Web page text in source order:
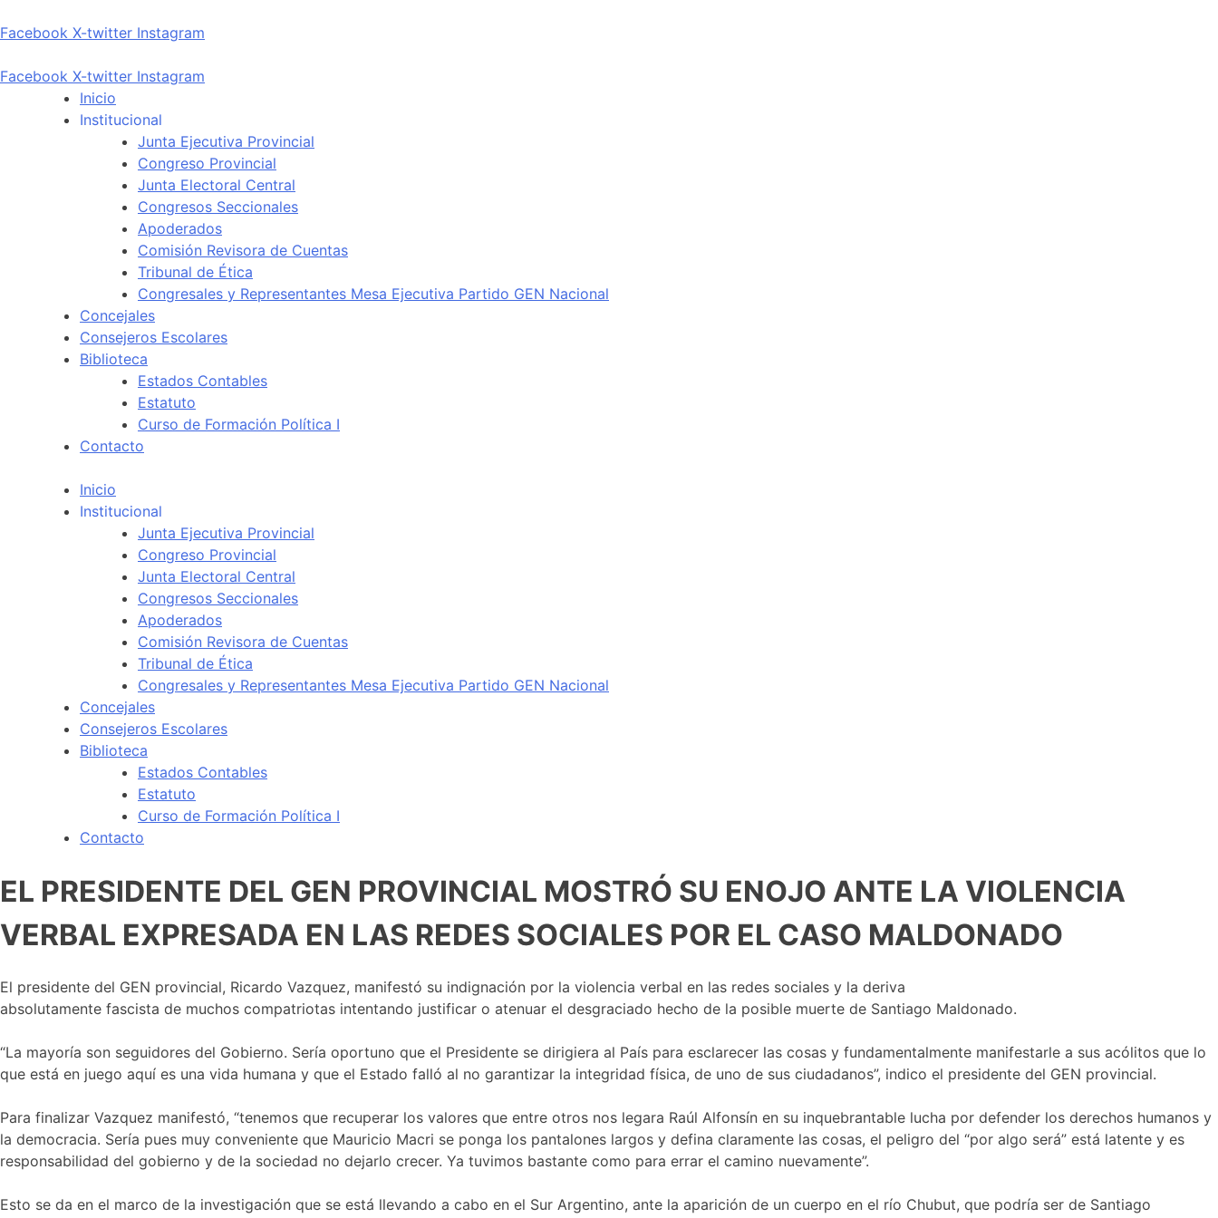
Facebook X-twitter Instagram
Facebook X-twitter Instagram
Inicio
Institucional
Junta Ejecutiva Provincial
Congreso Provincial
Junta Electoral Central
Congresos Seccionales
Apoderados
Comisión Revisora de Cuentas
Tribunal de Ética
Congresales y Representantes Mesa Ejecutiva Partido GEN Nacional
Concejales
Consejeros Escolares
Biblioteca
Estados Contables
Estatuto
Curso de Formación Política I
Contacto
Inicio
Institucional
Junta Ejecutiva Provincial
Congreso Provincial
Junta Electoral Central
Congresos Seccionales
Apoderados
Comisión Revisora de Cuentas
Tribunal de Ética
Congresales y Representantes Mesa Ejecutiva Partido GEN Nacional
Concejales
Consejeros Escolares
Biblioteca
Estados Contables
Estatuto
Curso de Formación Política I
Contacto
EL PRESIDENTE DEL GEN PROVINCIAL MOSTRÓ SU ENOJO ANTE LA VIOLENCIA
VERBAL EXPRESADA EN LAS REDES SOCIALES POR EL CASO MALDONADO
El presidente del GEN provincial, Ricardo Vazquez, manifestó su indignación por la violencia verbal en las redes sociales y la deriva
absolutamente fascista de muchos compatriotas intentando justificar o atenuar el desgraciado hecho de la posible muerte de Santiago Maldonado.
“La mayoría son seguidores del Gobierno. Sería oportuno que el Presidente se dirigiera al País para esclarecer las cosas y fundamentalmente manifestarle a sus acólitos que lo
que está en juego aquí es una vida humana y que el Estado falló al no garantizar la integridad física, de uno de sus ciudadanos”, indico el presidente del GEN provincial.
Para finalizar Vazquez manifestó, “tenemos que recuperar los valores que entre otros nos legara Raúl Alfonsín en su inquebrantable lucha por defender los derechos humanos y
la democracia. Sería pues muy conveniente que Mauricio Macri se ponga los pantalones largos y defina claramente las cosas, el peligro del “por algo será” está latente y es
responsabilidad del gobierno y de la sociedad no dejarlo crecer. Ya tuvimos bastante como para errar el camino nuevamente”.
Esto se da en el marco de la investigación que se está llevando a cabo en el Sur Argentino, ante la aparición de un cuerpo en el río Chubut, que podría ser de Santiago